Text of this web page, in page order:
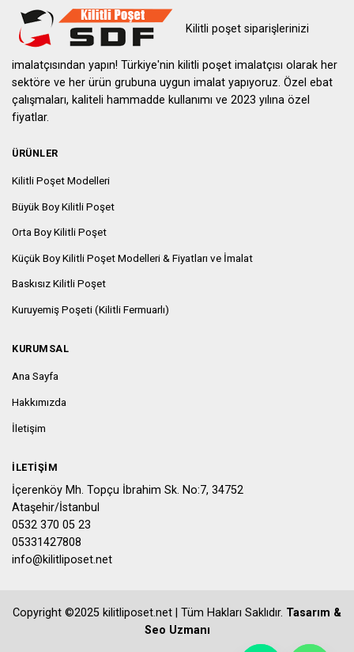
Kilitli poşet siparişlerinizi
imalatçısından yapın! Türkiye'nin kilitli poşet imalatçısı olarak her
sektöre ve her ürün grubuna uygun imalat yapıyoruz. Özel ebat
çalışmaları, kaliteli hammadde kullanımı ve 2023 yılına özel
fiyatlar.
ÜRÜNLER
Kilitli Poşet Modelleri
Büyük Boy Kilitli Poşet
Orta Boy Kilitli Poşet
Küçük Boy Kilitli Poşet Modelleri & Fiyatları ve İmalat
Baskısız Kilitli Poşet
Kuruyemiş Poşeti (Kilitli Fermuarlı)
KURUMSAL
Ana Sayfa
Hakkımızda
İletişim
İLETIŞIM
İçerenköy Mh. Topçu İbrahim Sk. No:7, 34752
Ataşehir/İstanbul
0532 370 05 23
05331427808
info@kilitliposet.net
Copyright ©2025 kilitliposet.net | Tüm Hakları Saklıdır. Tasarım &
Seo Uzmanı